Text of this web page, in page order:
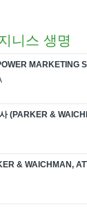
니스 생명
MARKETING
(PARKER &
& WAICHMAN,